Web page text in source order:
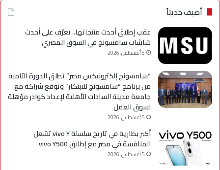
Galaxy
A
أضيف حديثاً
عقب إطلاق أحدث منتجاتها.. تعرّف على أحدث
شاشات سامسونج في السوق المصري
5 أغسطس، 2026
“سامسونج إلكترونيكس مصر” تطلق الدورة الثامنة
من برنامج “سامسونج للابتكار” وتوقع شراكة مع
جامعة مدينة السادات الأهلية لإعداد كوادر مؤهلة
لسوق العمل
5 أغسطس، 2026
أكبر بطارية في تاريخ سلسلة vivo Y تشعل
المنافسة في مصر مع إطلاق vivo Y500
5 أغسطس، 2026